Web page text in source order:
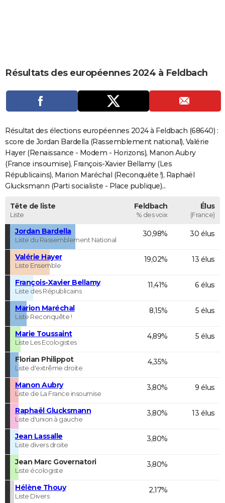
CARTE DE VOEUX
Carte de Noël
Carte Bonne année
Carte Saint-Valentin
Carte Pâques
Carte d'anniversaire
DICTIONNAIRE
Dictionnaire
Biographies
Citations
Expressions
Proverbes
PROGRAMME TV
COPAINS D'AVANT
S'inscrire
Se connecter
Lycées
Collèges
Primaires
Universités
Entreprises
Service militaire
Avis de recherche
AVIS DE DÉCÈS
FORUM
Résultats des européennes 2024 à Feldbach
Résultat des élections européennes 2024 à Feldbach (68640) :
score de Jordan Bardella (Rassemblement national), Valérie
Hayer (Renaissance - Modem - Horizons), Manon Aubry
(France insoumise), François-Xavier Bellamy (Les
Républicains), Marion Maréchal (Reconquête !), Raphaël
Glucksmann (Parti socialiste - Place publique)...
Tête de liste
Liste
Feldbach
% des voix
Élus
(France)
Jordan Bardella
Liste du Rassemblement National
30,98% 30 élus
Valérie Hayer
Liste Ensemble
19,02% 13 élus
François-Xavier Bellamy
Liste des Républicains
11,41% 6 élus
Marion Maréchal
Liste Reconquête !
8,15% 5 élus
Marie Toussaint
Liste Les Ecologistes
4,89% 5 élus
Florian Philippot
Liste d'extrême droite
4,35%
Manon Aubry
Liste de La France insoumise
3,80% 9 élus
Raphaël Glucksmann
Liste d'union à gauche
3,80% 13 élus
Jean Lassalle
Liste divers droite
3,80%
Jean Marc Governatori
Liste écologiste
3,80%
Hélène Thouy
Liste Divers
2,17%